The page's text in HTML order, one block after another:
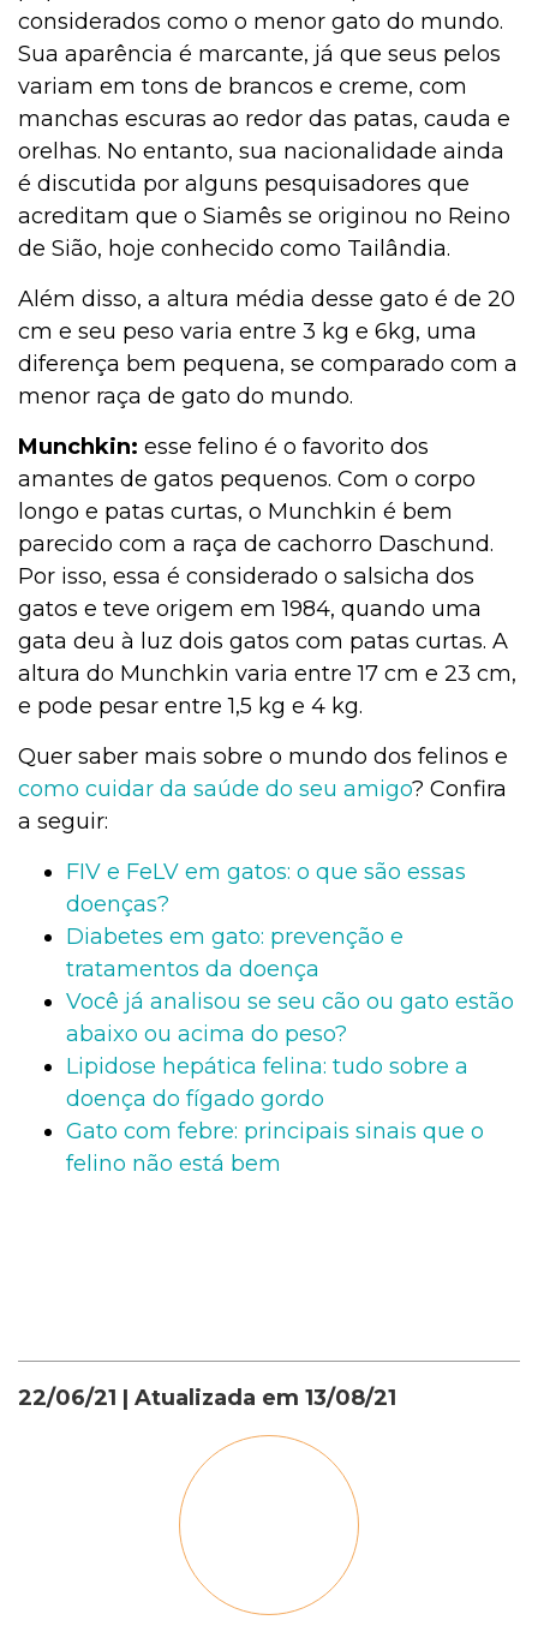
considerados como o menor gato do mundo.
Sua aparência é marcante, já que seus pelos
variam em tons de brancos e creme, com
manchas escuras ao redor das patas, cauda e
orelhas. No entanto, sua nacionalidade ainda
é discutida por alguns pesquisadores que
acreditam que o Siamês se originou no Reino
de Sião, hoje conhecido como Tailândia.
Além disso, a altura média desse gato é de 20
cm e seu peso varia entre 3 kg e 6kg, uma
diferença bem pequena, se comparado com a
menor raça de gato do mundo.
Munchkin: esse felino é o favorito dos
amantes de gatos pequenos. Com o corpo
longo e patas curtas, o Munchkin é bem
parecido com a raça de cachorro Daschund.
Por isso, essa é considerado o salsicha dos
gatos e teve origem em 1984, quando uma
gata deu à luz dois gatos com patas curtas. A
altura do Munchkin varia entre 17 cm e 23 cm,
e pode pesar entre 1,5 kg e 4 kg.
Quer saber mais sobre o mundo dos felinos e
como cuidar da saúde do seu amigo? Confira
a seguir:
FIV e FeLV em gatos: o que são essas
doenças?
Diabetes em gato: prevenção e
tratamentos da doença
Você já analisou se seu cão ou gato estão
abaixo ou acima do peso?
Lipidose hepática felina: tudo sobre a
doença do fígado gordo
Gato com febre: principais sinais que o
felino não está bem
22/06/21 | Atualizada em 13/08/21